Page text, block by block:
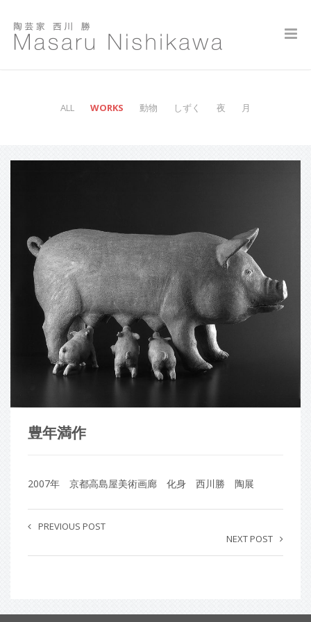
ALL WORKS 動物 しずく 夜 月
豊年満作
2007年 京都高島屋美術画廊 化身 西川勝 陶展
PREVIOUS POST
NEXT POST